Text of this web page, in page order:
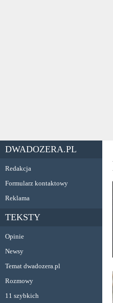
DWADOZERA.PL
Redakcja
Formularz kontaktowy
Reklama
TEKSTY
Opinie
Newsy
Temat dwadozera.pl
Rozmowy
11 szybkich